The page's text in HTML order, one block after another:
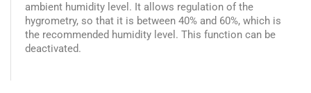
ambient humidity level. It allows regulation of the
hygrometry, so that it is between 40% and 60%, which is
the recommended humidity level. This function can be
deactivated.